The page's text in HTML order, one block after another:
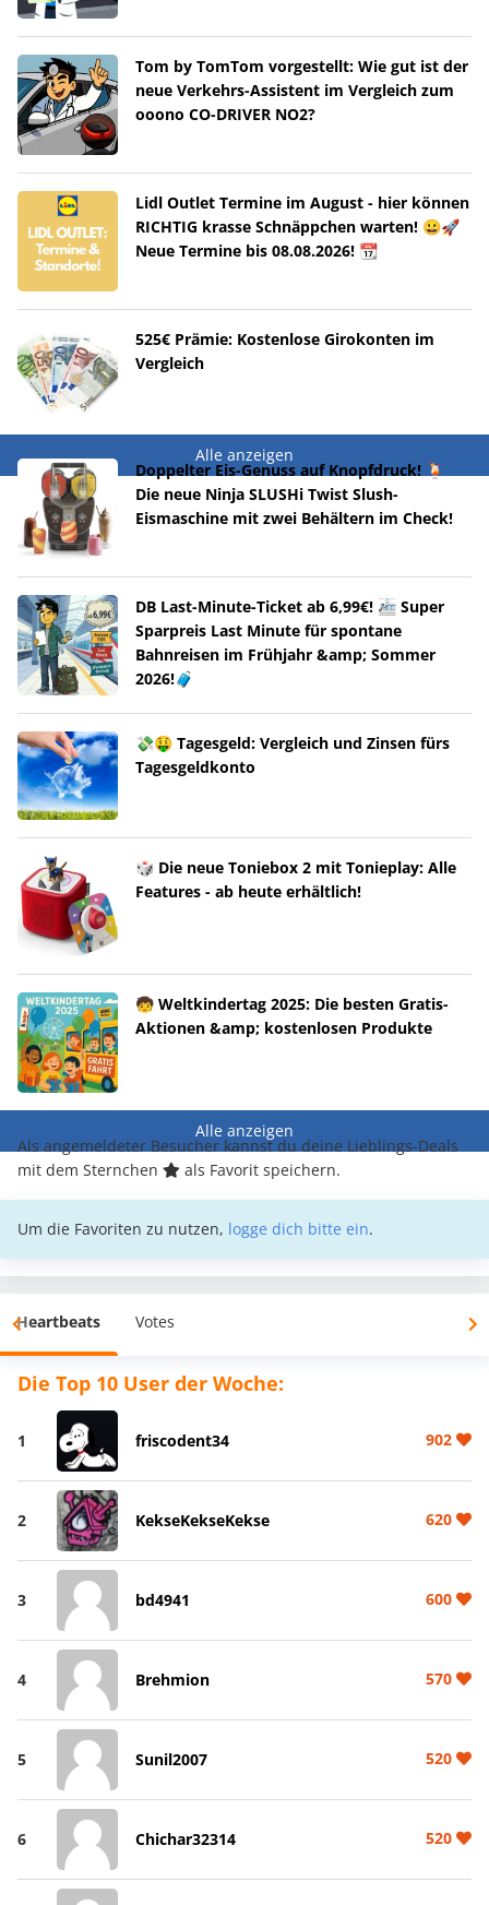
Tom by TomTom vorgestellt: Wie gut ist der
neue Verkehrs-Assistent im Vergleich zum
ooono CO-DRIVER NO2?
Lidl Outlet Termine im August - hier können
RICHTIG krasse Schnäppchen warten! 😀🚀
Neue Termine bis 08.08.2026! 📆
525€ Prämie: Kostenlose Girokonten im
Vergleich
Alle anzeigen
Doppelter Eis-Genuss auf Knopfdruck! 🍹
Die neue Ninja SLUSHi Twist Slush-
Eismaschine mit zwei Behältern im Check!
DB Last-Minute-Ticket ab 6,99€! 🚈 Super
Sparpreis Last Minute für spontane
Bahnreisen im Frühjahr &amp; Sommer
2026!🧳
💸🤑 Tagesgeld: Vergleich und Zinsen fürs
Tagesgeldkonto
🎲 Die neue Toniebox 2 mit Tonieplay: Alle
Features - ab heute erhältlich!
🧒 Weltkindertag 2025: Die besten Gratis-
Aktionen &amp; kostenlosen Produkte
Alle anzeigen
Als angemeldeter Besucher kannst du deine Lieblings-Deals
mit dem Sternchen
als Favorit speichern.
Um die Favoriten zu nutzen, logge dich bitte ein.
Heartbeats Votes
Die Top 10 User der Woche:
1 friscodent34 902
2 KekseKekseKekse 620
3 bd4941 600
4 Brehmion 570
5 Sunil2007 520
6 Chichar32314 520